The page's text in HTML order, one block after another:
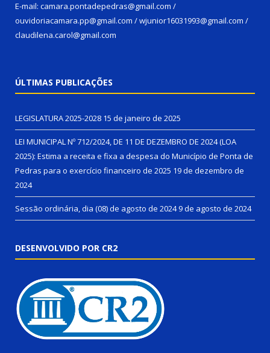
E-mail: camara.pontadepedras@gmail.com /
ouvidoriacamara.pp@gmail.com / wjunior16031993@gmail.com /
claudilena.carol@gmail.com
ÚLTIMAS PUBLICAÇÕES
LEGISLATURA 2025-2028 15 de janeiro de 2025
LEI MUNICIPAL Nº 712/2024, DE 11 DE DEZEMBRO DE 2024 (LOA
2025): Estima a receita e fixa a despesa do Município de Ponta de
Pedras para o exercício financeiro de 2025 19 de dezembro de
2024
Sessão ordinária, dia (08) de agosto de 20249 de agosto de 2024
DESENVOLVIDO POR CR2